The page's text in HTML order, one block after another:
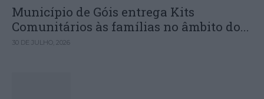
Município de Góis entrega Kits
Comunitários às famílias no âmbito do...
30 DE JULHO, 2026